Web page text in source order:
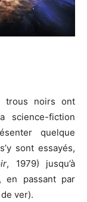
trous noirs ont
science-fiction
quelque
sont essayés,
, 1979) jusqu’à
en passant par
ver).